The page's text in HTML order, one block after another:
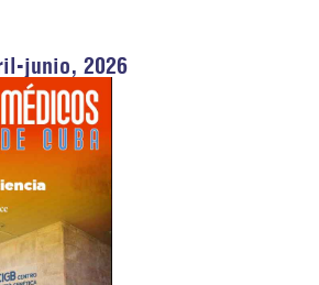
junio, 2026